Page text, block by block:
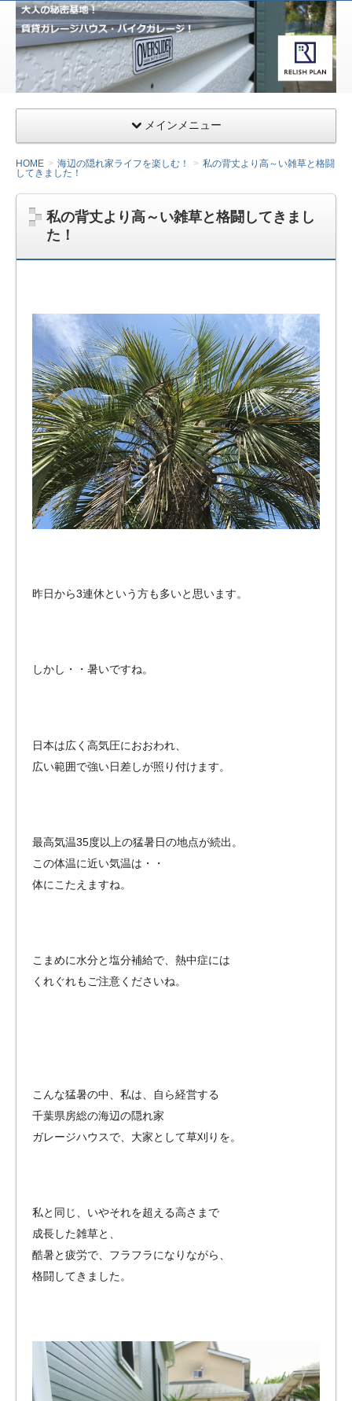
サー
ファ
ー&
ライ
ダー
千葉
県九
十九
ガレ
ージ
ハウ
急相
模原
のバ
イク
ガレ
ー
ジ・
ペッ
トマ
ンシ
ョン
メインメニュー
HOME 海辺の隠れ家ライフを楽しむ！
私の背丈より高～い雑草と格闘
してきました！
私の背丈より高～い雑草と格闘してきまし
た！
昨日から3連休という方も多いと思います。
しかし・・暑いですね。
日本は広く高気圧におおわれ、
広い範囲で強い日差しが照り付けます。
最高気温35度以上の猛暑日の地点が続出。
この体温に近い気温は・・
体にこたえますね。
こまめに水分と塩分補給で、熱中症には
くれぐれもご注意くださいね。
こんな猛暑の中、私は、自ら経営する
千葉県房総の海辺の隠れ家
ガレージハウスで、大家として草刈りを。
私と同じ、いやそれを超える高さまで
成長した雑草と、
酷暑と疲労で、フラフラになりながら、
格闘してきました。